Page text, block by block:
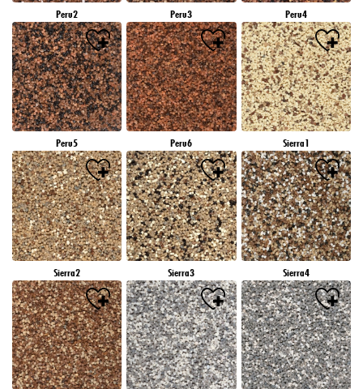
Peru2 Peru3 Peru4
Peru5 Peru6 Sierra1
Sierra2 Sierra3 Sierra4